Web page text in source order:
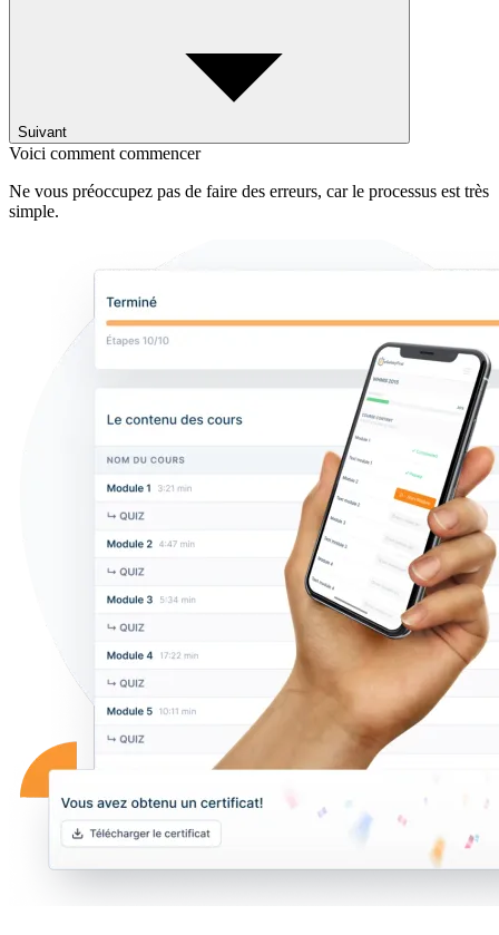
Suivant
Voici comment commencer
Ne vous préoccupez pas de faire des erreurs, car le processus est très
simple.